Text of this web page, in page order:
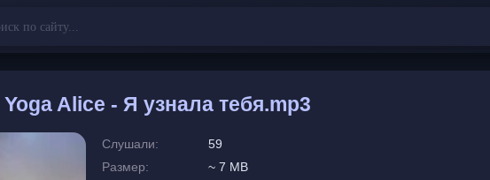
Yoga Alice - Я узнала тебя.mp3
Слушали:
59
Размер:
~ 7 MB